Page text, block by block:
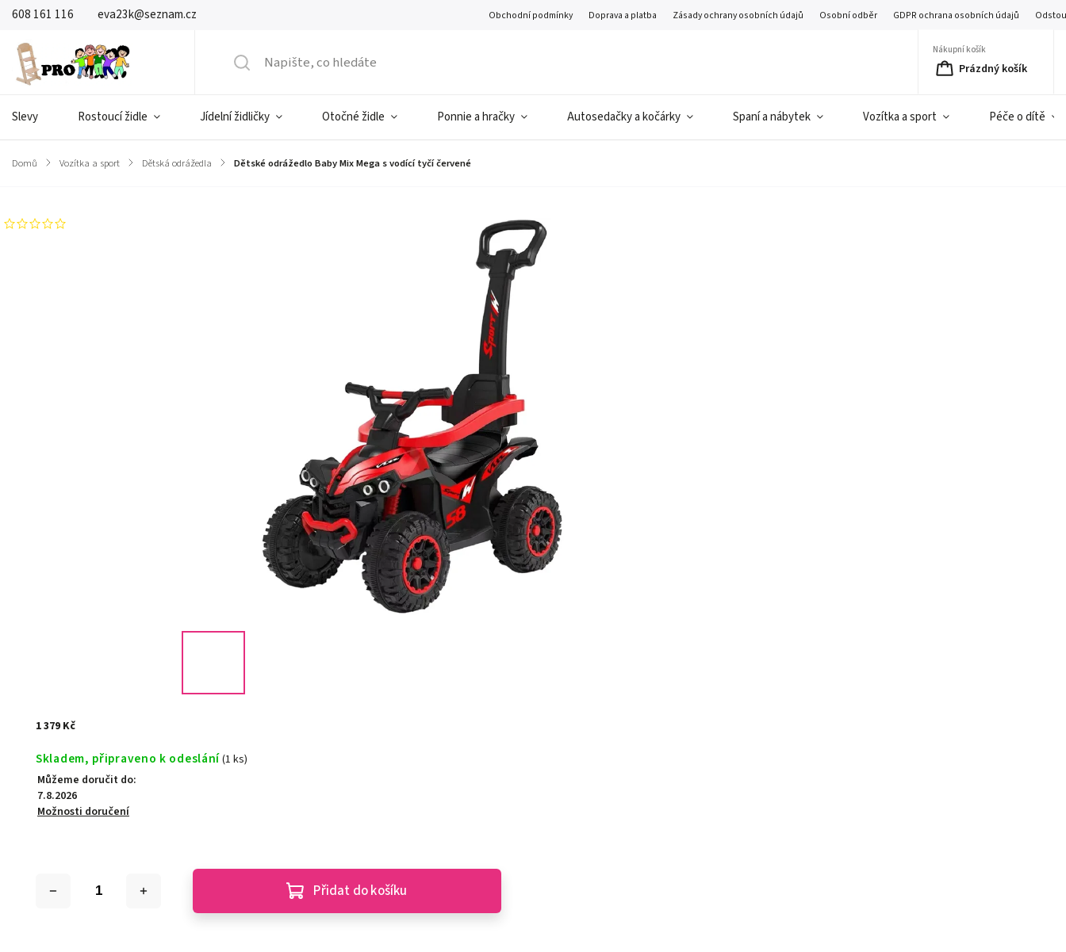
608 161 116 eva23k@seznam.cz Obchodní podmínky Doprava a platba Zásady ochrany osobních údajů Osobní odběr GDPR ochrana osobních údajů
Nákupní košík
Prázdný košík
Slevy Rostoucí židle Jídelní židličky Otočné židle Ponnie a hračky Autosedačky a kočárky Spaní a nábytek Vozítka a sport Péče o dítě
Domů / Vozítka a sport / Dětská odrážedla / Dětské odrážedlo Baby Mix Mega s vodící tyčí červené
1 379 Kč
Skladem, připraveno k odeslání(1 ks)
Můžeme doručit do:
7.8.2026
Možnosti doručení
Přidat do košíku